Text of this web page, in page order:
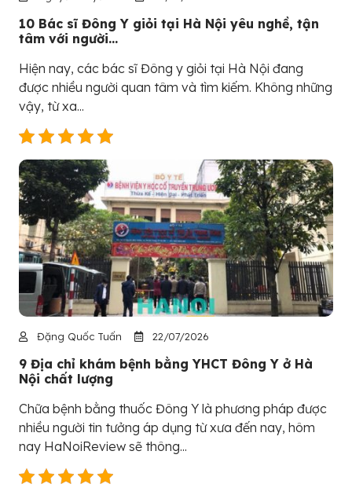
10 Bác sĩ Đông Y giỏi tại Hà Nội yêu nghề, tận
tâm với người...
Hiện nay, các bác sĩ Đông y giỏi tại Hà Nội đang
được nhiều người quan tâm và tìm kiếm. Không những
vậy, từ xa...
Đặng Quốc Tuấn 22/07/2026
9 Địa chỉ khám bệnh bằng YHCT Đông Y ở Hà
Nội chất lượng
Chữa bệnh bằng thuốc Đông Y là phương pháp được
nhiều người tin tưởng áp dụng từ xưa đến nay, hôm
nay HaNoiReview sẽ thông...